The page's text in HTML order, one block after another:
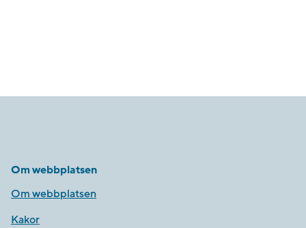
Om webbplatsen
Om webbplatsen
Kakor